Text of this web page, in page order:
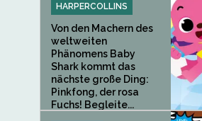
HARPERCOLLINS
Von den Machern des
weltweiten
Phänomens Baby
Shark kommt das
nächste große Ding:
Pinkfong, der rosa
Fuchs! Begleite...